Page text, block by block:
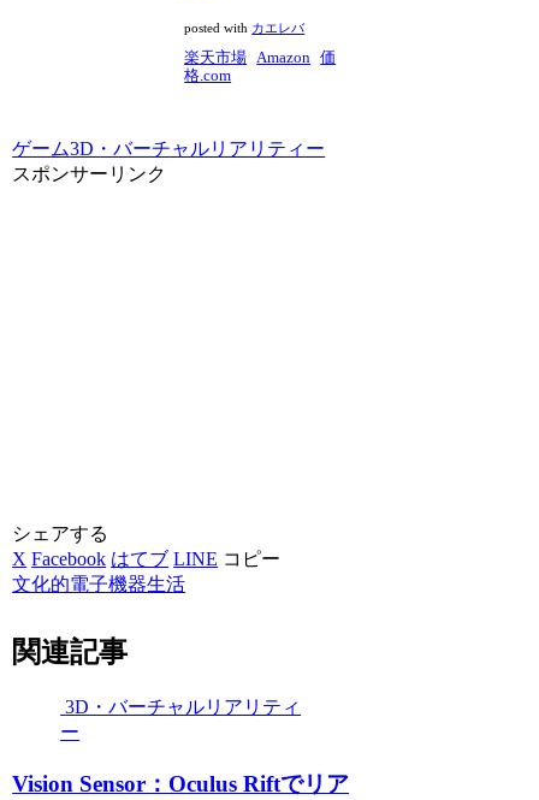
posted with カエレバ
楽天市場 Amazon 価
格.com
ゲーム3D・バーチャルリアリティー
スポンサーリンク
シェアする
X Facebook はてブ LINE コピー
文化的電子機器生活
関連記事
3D・バーチャルリアリティ
ー
Vision Sensor：Oculus Riftでリア